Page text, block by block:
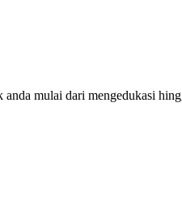
mulai dari mengedukasi